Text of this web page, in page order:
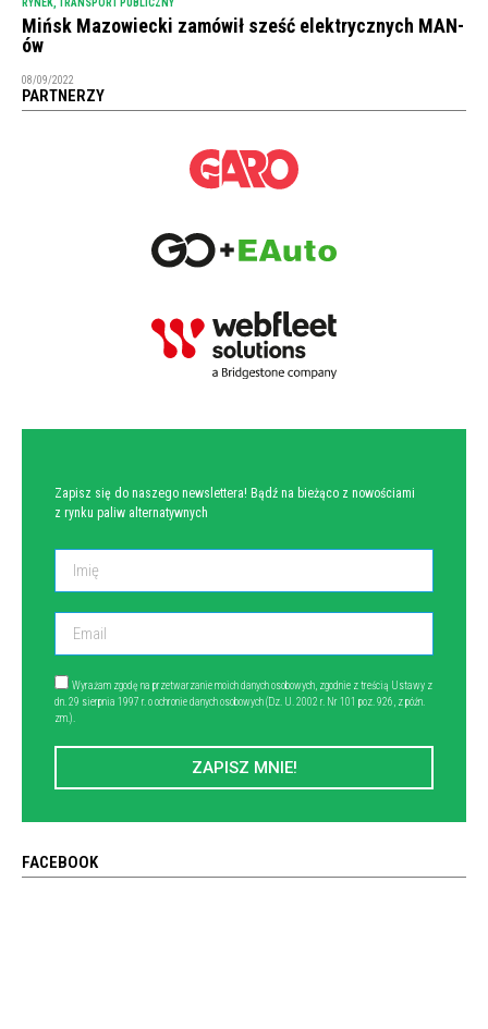
RYNEK TRANSPORT PUBLICZNY
Mińsk Mazowiecki zamówił sześć elektrycznych MAN-
ów
08/09/2022
PARTNERZY
Zapisz się do naszego newslettera! Bądź na bieżąco z nowościami
z rynku paliw alternatywnych
Wyrażam zgodę na przetwarzanie moich danych osobowych, zgodnie z treścią Ustawy z
dn. 29 sierpnia 1997 r. o ochronie danych osobowych (Dz. U. 2002 r. Nr 101 poz. 926, z późn.
zm.).
ZAPISZ MNIE!
FACEBOOK